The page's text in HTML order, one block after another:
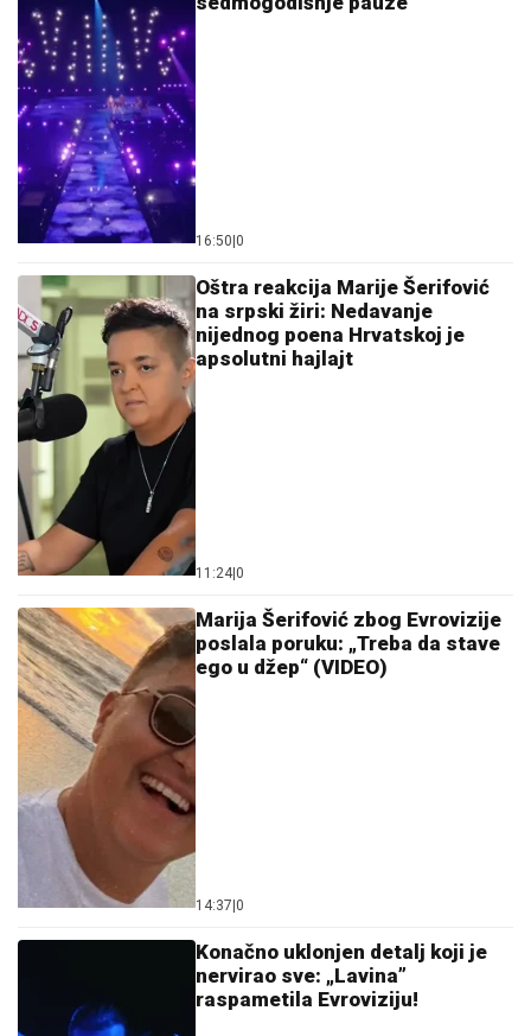
16:50 0
Oštra reakcija Marije Šerifović
na srpski žiri: Nedavanje
nijednog poena Hrvatskoj je
apsolutni hajlajt
11:24 0
Marija Šerifović zbog Evrovizije
poslala poruku: „Treba da stave
ego u džep“ (VIDEO)
14:37 0
Konačno uklonjen detalj koji je
nervirao sve: „Lavina”
raspametila Evroviziju!